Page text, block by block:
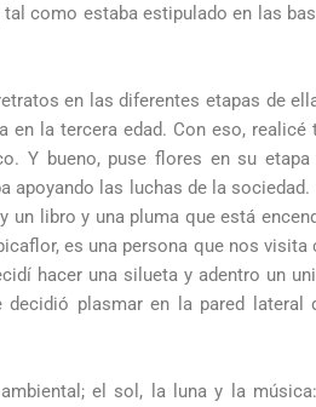
como estaba estipulado en las
en las diferentes etapas de
en la tercera edad. Con eso,
Y bueno, puse flores en su
las luchas de la
libro y una pluma que está
es una persona que nos
hacer una silueta y adentro un
plasmar en la pared
el sol, la luna y la